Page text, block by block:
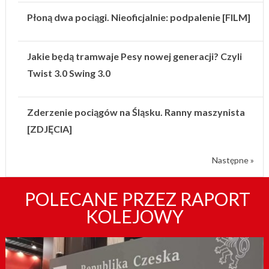
Płoną dwa pociągi. Nieoficjalnie: podpalenie [FILM]
Jakie będą tramwaje Pesy nowej generacji? Czyli
Twist 3.0 Swing 3.0
Zderzenie pociągów na Śląsku. Ranny maszynista
[ZDJĘCIA]
Następne »
POLECANE PRZEZ RAPORT
KOLEJOWY